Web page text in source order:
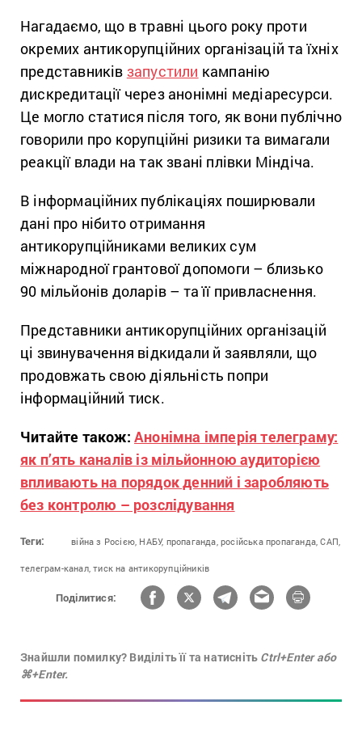
Нагадаємо, що в травні цього року проти
окремих антикорупційних організацій та їхніх
представників запустили кампанію
дискредитації через анонімні медіаресурси.
Це могло статися після того, як вони публічно
говорили про корупційні ризики та вимагали
реакції влади на так звані плівки Міндіча.
В інформаційних публікаціях поширювали
дані про нібито отримання
антикорупційниками великих сум
міжнародної грантової допомоги – близько
90 мільйонів доларів – та її привласнення.
Представники антикорупційних організацій
ці звинувачення відкидали й заявляли, що
продовжать свою діяльність попри
інформаційний тиск.
Читайте також: Анонімна імперія телеграму:
як п’ять каналів із мільйонною аудиторією
впливають на порядок денний і заробляють
без контролю – розслідування
Теги: війна з Росією, НАБУ, пропаганда, російська пропаганда, САП,
телеграм-канал, тиск на антикорупційників
Поділитися:
Знайшли помилку? Виділіть її та натисніть Ctrl+Enter або
⌘+Enter.